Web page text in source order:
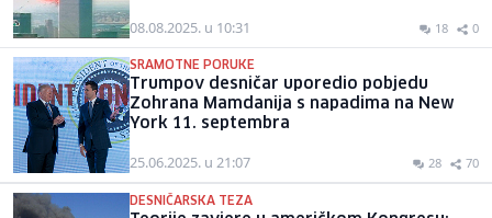
08.08.2025. u 10:31 18 0
SRAMOTNE PORUKE
Trumpov desničar uporedio pobjedu
Zohrana Mamdanija s napadima na New
York 11. septembra
25.06.2025. u 21:07 28 70
DESNIČARSKA TEZA